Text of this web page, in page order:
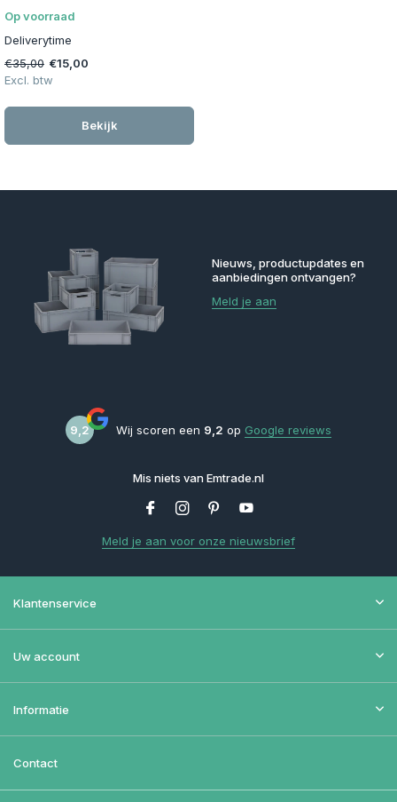
Op voorraad
Deliverytime
€35,00 €15,00
Excl. btw
Bekijk
Nieuws, productupdates en
aanbiedingen ontvangen?
Meld je aan
9,2 Wij scoren een 9,2 op Google reviews
Mis niets van Emtrade.nl
Meld je aan voor onze nieuwsbrief
Klantenservice
Uw account
Informatie
Contact